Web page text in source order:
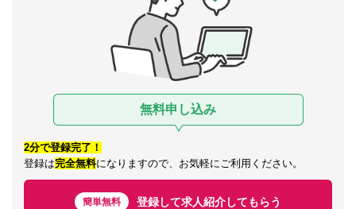
無料申し込み
2分で登録完了！
登録は完全無料になりますので、お気軽にご利用ください。
簡単無料 登録して求人紹介してもらう